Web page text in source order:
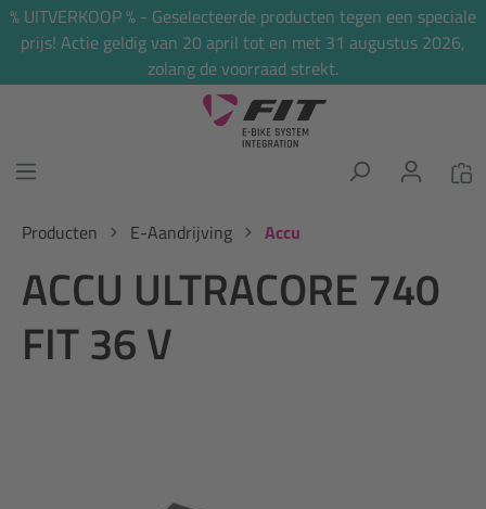
% UITVERKOOP % - Geselecteerde producten tegen een speciale
prijs! Actie geldig van 20 april tot en met 31 augustus 2026,
zolang de voorraad strekt.
Producten E-Aandrijving Accu
ACCU ULTRACORE 740
FIT 36 V